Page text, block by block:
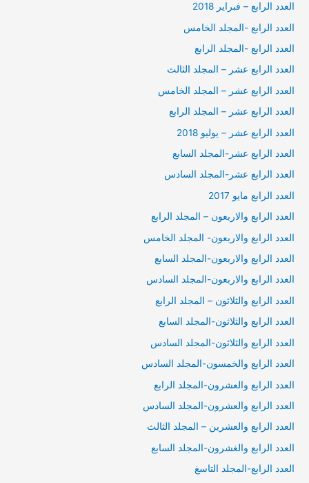
العدد الرابع – فبراير 2018
العدد الرابع -المجلد الخامس
العدد الرابع -المجلد الرابع
العدد الرابع عشر – المجلد الثالث
العدد الرابع عشر – المجلد الخامس
العدد الرابع عشر – المجلد الرابع
العدد الرابع عشر – يوليو 2018
العدد الرابع عشر-المجلد السابع
العدد الرابع عشر-المجلد السادس
العدد الرابع مايو 2017
العدد الرابع والاربعون – المجلد الرابع
العدد الرابع والاربعون- المجلد الخامس
العدد الرابع والاربعون-المجلد السابع
العدد الرابع والاربعون-المجلد السادس
العدد الرابع والثلاثون – المجلد الرابع
العدد الرابع والثلاثون-المجلد السابع
العدد الرابع والثلاثون-المجلد السادس
العدد الرابع والخمسون-المجلد السادس
العدد الرابع والعشرون-المجلد الرابع
العدد الرابع والعشرون-المجلد السادس
العدد الرابع والعشرين – المجلد الثالث
العدد الرابع والغشرون-المجلد السابع
العدد الرابع-المجلد التاسغ